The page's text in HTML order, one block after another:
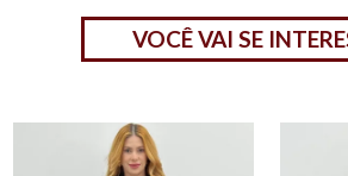
VOCÊ VAI SE